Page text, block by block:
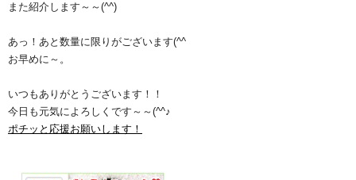
また紹介します～～(^^)
あっ！あと数量に限りがございます(^^ゞ
お早めに～。
いつもありがとうございます！！
今日も元気によろしくです～～(^^♪
ポチッと応援お願いします！